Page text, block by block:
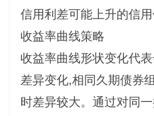
信用利差可能上升的信用
收益率曲线策略
收益率曲线形状变化代
差异变化,相同久期债券
时差异较大。通过对同